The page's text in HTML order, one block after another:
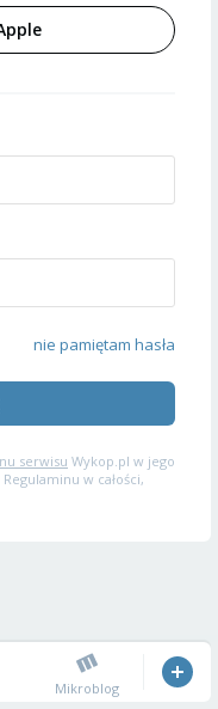
nie pamiętam hasła
serwisu Wykop.pl w jego
w całości,
Mikroblog